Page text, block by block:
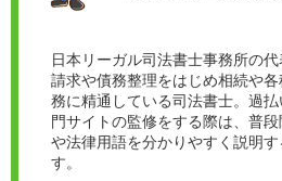
日本リーガル司法書士事務所の
請求や債務整理をはじめ相続や
務に精通している司法書士。過
門サイトの監修をする際は、普
や法律用語を分かりやすく説明
す。